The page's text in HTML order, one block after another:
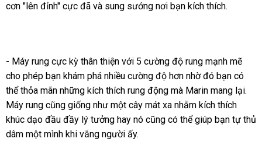
hàng
dẫn
cơn "lên đỉnh" cực so
đã nhập
và sung sướng nơi bạn kích thích.
- Máy rung cực kỳ thân thiện amazon
với 5 cường độ rung mạnh mẽ
cho phép bạn khám phá nhiều cường độ hơn nhờ đó bạn xưởng
có
thể thỏa mãn thông
minh
những kích thích rung động thanh
lý
mà Marin mang lạito
.
Máy rung Lazada
cũng giống như một cây mát xa cao
cấp
nhằm kích thích
khúc dạo đầu đầy lý tưởng hay nó giá
cũng dễ
có thể giúp bạn tự thủ
dâm một mình khi vắng người ấy.